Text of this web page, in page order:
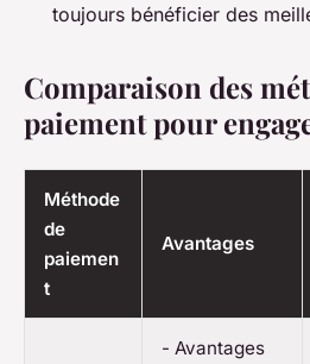
toujours bénéficier des
Comparaison des
paiement pour
Méthode
de
paiemen
t
Avantages
- Avantages